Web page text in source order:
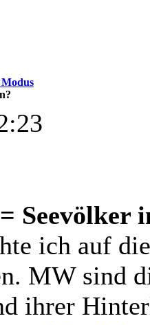
Seevölker
ich auf
MW sind
ihrer